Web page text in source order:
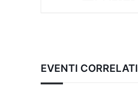
EVENTI CORRELATI